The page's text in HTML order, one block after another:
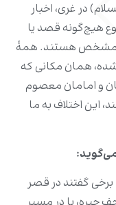
در غری، اخبار
هیچ‌گونه قصد یا
و مشخص هستند. همۀ
همان مکانی که
و امامان معصوم
این اختلاف به ما
برخی گفتند در قصر